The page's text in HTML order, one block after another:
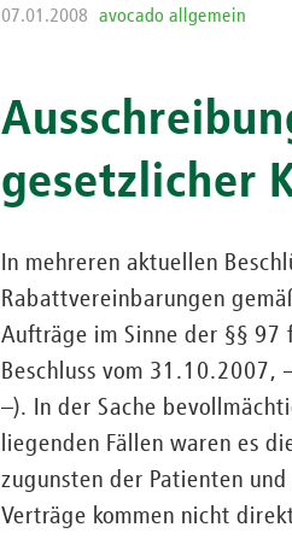
07.01.2008 avocado allgemein
gesetzlicher
In mehreren aktuellen
Rabattvereinbarungen
Aufträge im Sinne der §§ 97
Beschluss vom 31.10.2007,
–). In der Sache
liegenden Fällen waren es
zugunsten der Patienten
Verträge kommen nicht